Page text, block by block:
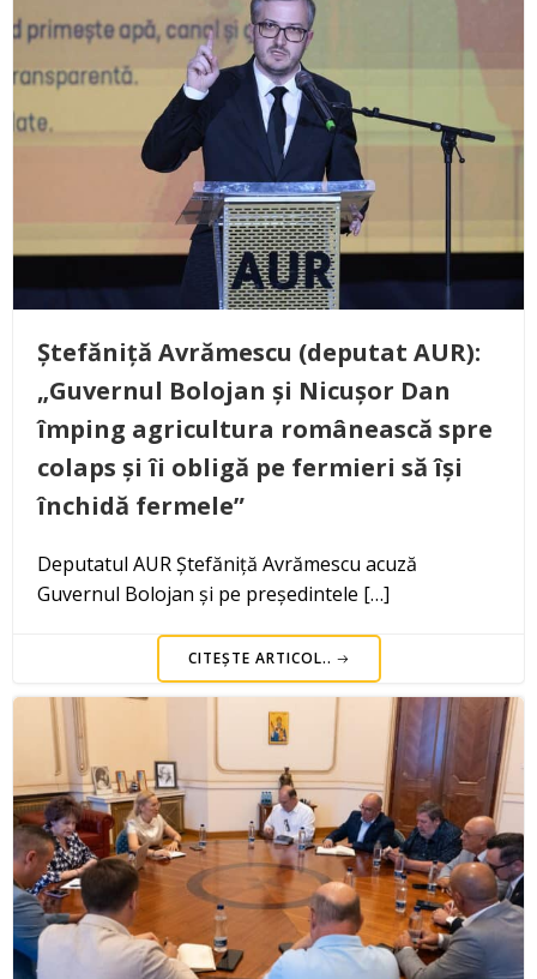
Ștefăniță Avrămescu (deputat AUR):
„Guvernul Bolojan și Nicușor Dan
împing agricultura românească spre
colaps și îi obligă pe fermieri să își
închidă fermele”
Deputatul AUR Ștefăniță Avrămescu acuză
Guvernul Bolojan și pe președintele […]
CITEȘTE ARTICOL..